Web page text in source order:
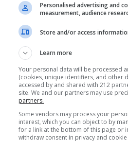
ΛΑΪΚΑ
Η Πένυ Παπακωνσταντίνου
Η Πένυ Παπακωνσταντίνου θα
Περιστερίου στις 7 Φεβρουαρίου.
30.01.2013
Personalised advertising and
measurement, audience
Store and/or access
Learn more
Your personal data will be processed
(cookies, unique identifiers, and other
accessed by and shared with 212
site. We and our partners may use
partners.
Some vendors may process your
interest, which you can object to by
for a link at the bottom of this page or
withdraw consent in privacy and cookie